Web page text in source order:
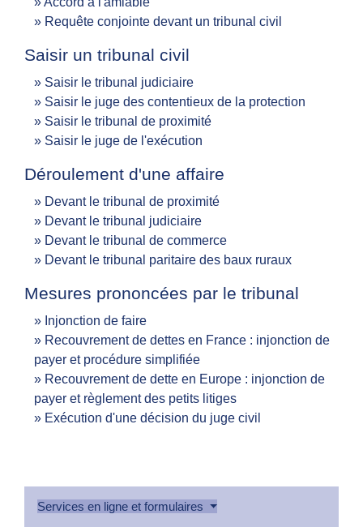
Requête conjointe devant un tribunal civil
Saisir un tribunal civil
Saisir le tribunal judiciaire
Saisir le juge des contentieux de la protection
Saisir le tribunal de proximité
Saisir le juge de l'exécution
Déroulement d'une affaire
Devant le tribunal de proximité
Devant le tribunal judiciaire
Devant le tribunal de commerce
Devant le tribunal paritaire des baux ruraux
Mesures prononcées par le tribunal
Injonction de faire
Recouvrement de dettes en France : injonction de
payer et procédure simplifiée
Recouvrement de dette en Europe : injonction de
payer et règlement des petits litiges
Exécution d'une décision du juge civil
Services en ligne et formulaires